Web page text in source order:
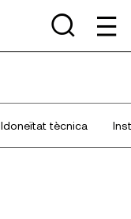
Idoneïtat tècnica